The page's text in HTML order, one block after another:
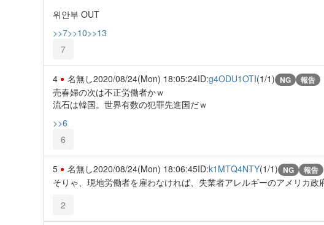
위안부 OUT
>>7>>10>>13
7
4 名無し2020/08/24(Mon) 18:05:24ID:g4ODU1OTI(1/1) NG 報告
売春婦の次は不正労働者かｗ
流石は韓国。世界有数の犯罪先進国だｗ
>>6
6
5 名無し2020/08/24(Mon) 18:06:45ID:k1MTQ4NTY(1/1) NG 報告
そりゃ、現地労働者を雇わなければ、失業者アレルギーのアメリカ政
2